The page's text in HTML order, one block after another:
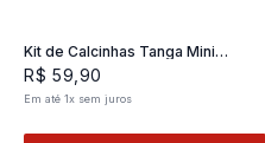
Kit de Calcinhas Tanga Mini
Classic 02- 2 und
R$ 59 90
Em até1x sem juros